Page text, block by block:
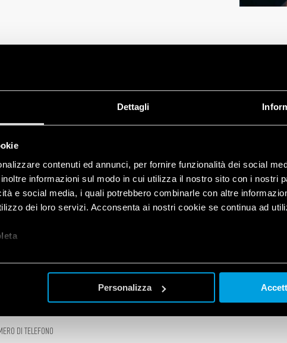
Dettagli
contenuti ed annunci, per fornire funzionalità dei social
informazioni sul modo in cui utilizza il nostro sito con i nostri
e social media, i quali potrebbero combinarle con altre
dei loro servizi. Acconsenta ai nostri cookie se continua ad
a
Personalizza
IL FORM PER RICEVERE INFORMAZIONI
DI TELEFONO